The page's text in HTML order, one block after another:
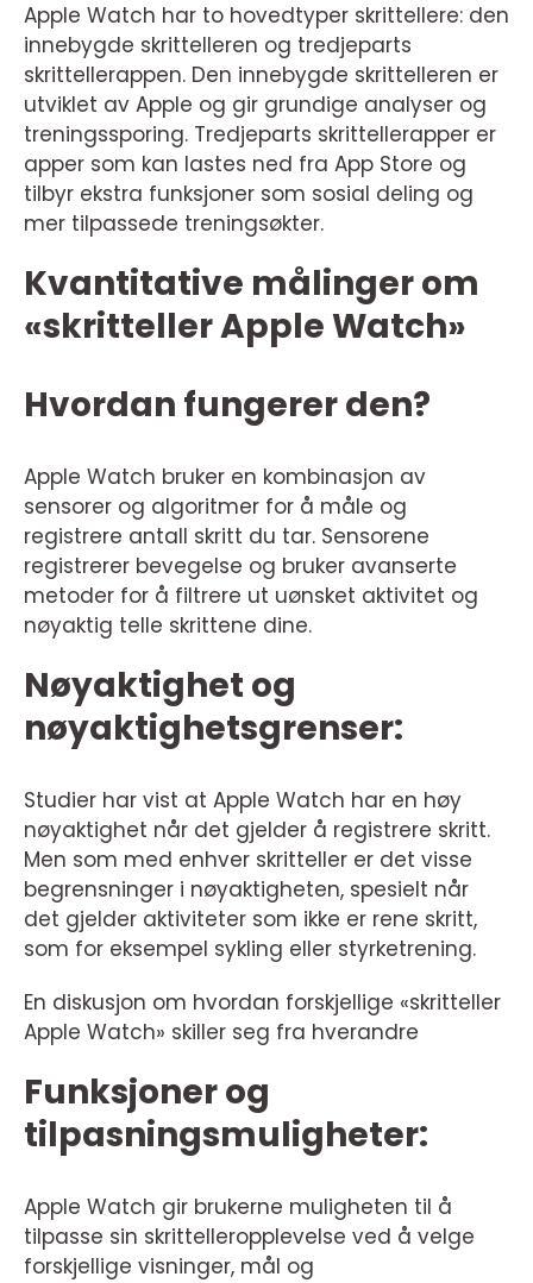
Apple Watch har to hovedtyper skrittellere: den
innebygde skrittelleren og tredjeparts
skrittellerappen. Den innebygde skrittelleren er
utviklet av Apple og gir grundige analyser og
treningssporing. Tredjeparts skrittellerapper er
apper som kan lastes ned fra App Store og
tilbyr ekstra funksjoner som sosial deling og
mer tilpassede treningsøkter.
Kvantitative målinger om
«skritteller Apple Watch»
Hvordan fungerer den?
Apple Watch bruker en kombinasjon av
sensorer og algoritmer for å måle og
registrere antall skritt du tar. Sensorene
registrerer bevegelse og bruker avanserte
metoder for å filtrere ut uønsket aktivitet og
nøyaktig telle skrittene dine.
Nøyaktighet og
nøyaktighetsgrenser:
Studier har vist at Apple Watch har en høy
nøyaktighet når det gjelder å registrere skritt.
Men som med enhver skritteller er det visse
begrensninger i nøyaktigheten, spesielt når
det gjelder aktiviteter som ikke er rene skritt,
som for eksempel sykling eller styrketrening.
En diskusjon om hvordan forskjellige «skritteller
Apple Watch» skiller seg fra hverandre
Funksjoner og
tilpasningsmuligheter:
Apple Watch gir brukerne muligheten til å
tilpasse sin skrittelleropplevelse ved å velge
forskjellige visninger, mål og